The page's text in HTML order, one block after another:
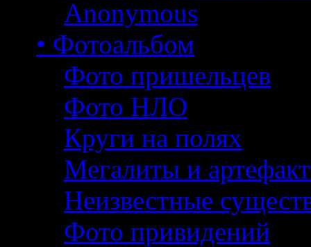
Anonymous
• Фотоальбом
Фото пришельцев
Фото НЛО
Круги на полях
Мегалиты и
Неизвестные
Фото привидений